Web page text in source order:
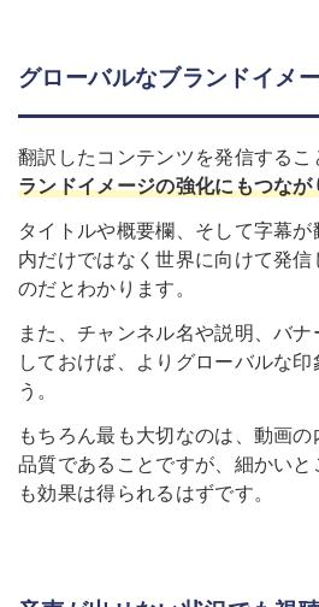
グローバルなブランドイメ
翻訳したコンテンツを発信するこ
ランドイメージの強化にもつなが
タイトルや概要欄、そして字幕
内だけではなく世界に向けて発
のだとわかります。
また、チャンネル名や説明、バ
しておけば、よりグローバルな印
う。
もちろん最も大切なのは、動画
品質であることですが、細かい
も効果は得られるはずです。